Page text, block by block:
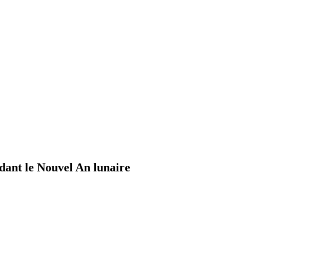
le Nouvel An lunaire